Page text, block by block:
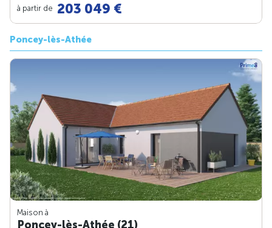
à partir de 203 049 €
Poncey-lès-Athée
Maison à
Poncey-lès-Athée (21)